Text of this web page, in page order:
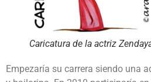
Caricatura de la actriz
Empezaría su carrera siendo una